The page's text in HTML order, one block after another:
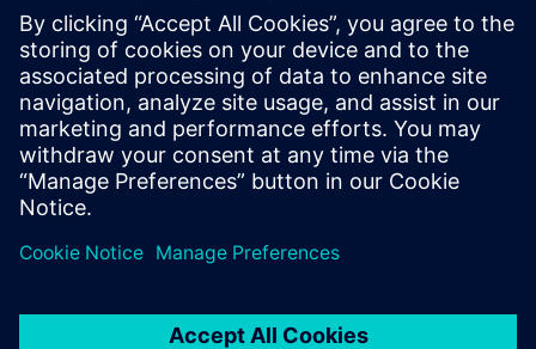
63278)
Andre kommunikasjonsprotokoller som OPC UA, MQTT
eller Modbus integrerbare
Kompatibel Controller: Siemens SIMATIC S7 Open
Controller CPU1515SP PC3
Kompatibel Controller: Bosch Rexroth CtrlX X5 eller X7